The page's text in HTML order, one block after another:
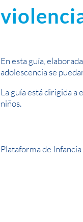
En esta guía,
adolescencia se
La guía está dirigida a
niños.
Plataforma de Infancia